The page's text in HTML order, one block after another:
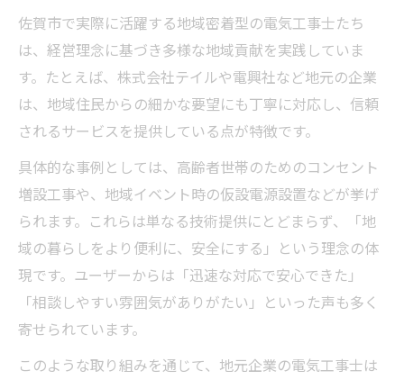
佐賀市で実際に活躍する地域密着型の電気工事士たち
は、経営理念に基づき多様な地域貢献を実践していま
す。たとえば、株式会社テイルや電興社など地元の企業
は、地域住民からの細かな要望にも丁寧に対応し、信頼
されるサービスを提供している点が特徴です。
具体的な事例としては、高齢者世帯のためのコンセント
増設工事や、地域イベント時の仮設電源設置などが挙げ
られます。これらは単なる技術提供にとどまらず、「地
域の暮らしをより便利に、安全にする」という理念の体
現です。ユーザーからは「迅速な対応で安心できた」
「相談しやすい雰囲気がありがたい」といった声も多く
寄せられています。
このような取り組みを通じて、地元企業の電気工事士は